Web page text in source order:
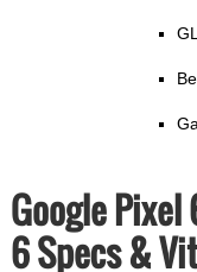
Google
6 Specs &